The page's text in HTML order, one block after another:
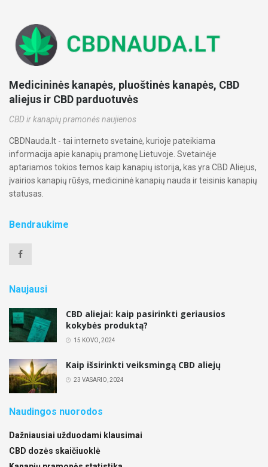
Medicininės kanapės, pluoštinės kanapės, CBD
aliejus ir CBD parduotuvės
CBD ir kanapių pramonės naujienos
CBDNauda.lt - tai interneto svetainė, kurioje pateikiama
informacija apie kanapių pramonę Lietuvoje. Svetainėje
aptariamos tokios temos kaip kanapių istorija, kas yra CBD Aliejus,
įvairios kanapių rūšys, medicininė kanapių nauda ir teisinis kanapių
statusas.
Bendraukime
Naujausi
CBD aliejai: kaip pasirinkti geriausios
kokybės produktą?
15 KOVO, 2024
Kaip išsirinkti veiksmingą CBD aliejų
23 VASARIO, 2024
Naudingos nuorodos
Dažniausiai užduodami klausimai
CBD dozės skaičiuoklė